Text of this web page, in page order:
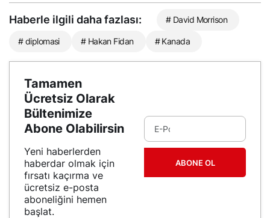
Haberle ilgili daha fazlası: # David Morrison
# diplomasi # Hakan Fidan # Kanada
Tamamen
Ücretsiz Olarak
Bültenimize
Abone Olabilirsin
Yeni haberlerden
haberdar olmak için
fırsatı kaçırma ve
ücretsiz e-posta
aboneliğini hemen
başlat.
ABONE OL